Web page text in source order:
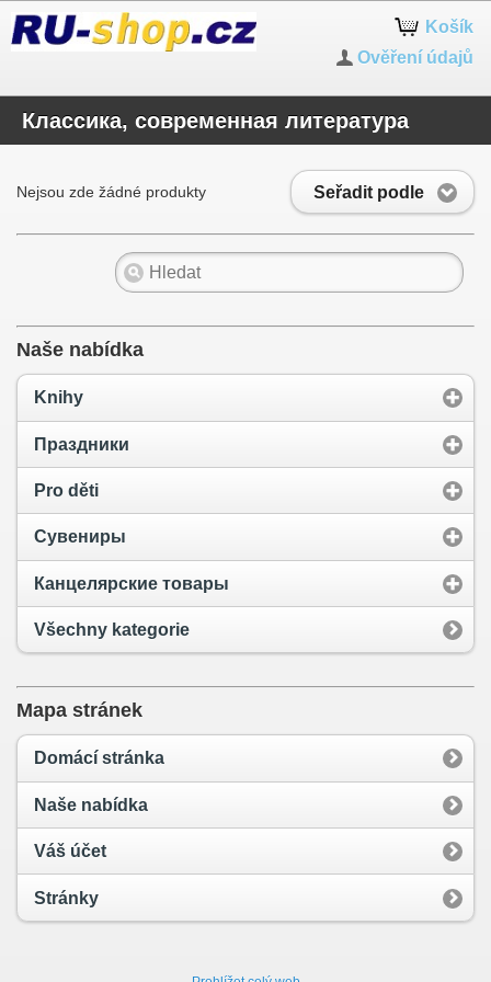
Košík
Ověření údajů
Классика, современная литература
Seřadit podle
Nejsou zde žádné produkty
Naše nabídka
Knihy
Праздники
Pro děti
Сувениры
Канцелярские товары
Všechny kategorie
Mapa stránek
Domácí stránka
Naše nabídka
Váš účet
Stránky